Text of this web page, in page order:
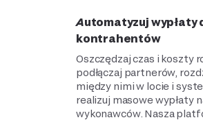
Automatyzuj wypłaty dla
kontrahentów
Oszczędzaj czas i koszty
podłączaj partnerów,
między nimi w locie i
realizuj masowe wypłaty
wykonawców. Nasza